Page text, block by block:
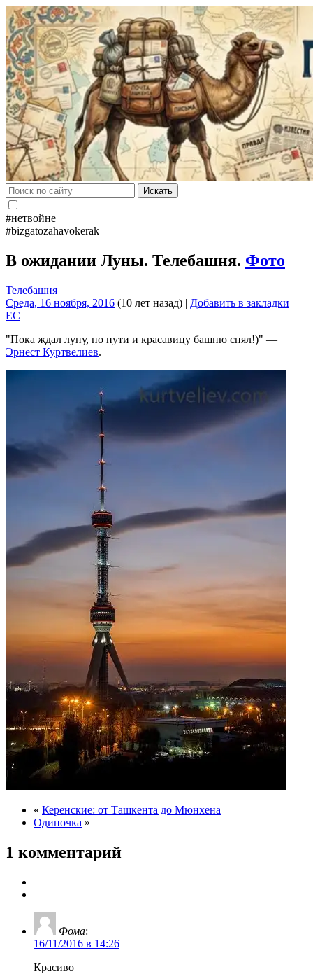
Искать
#нетвойне
#bizgatozahavokerak
В ожидании Луны. Телебашня. Фото
Телебашня
Среда, 16 ноября, 2016 (10 лет назад) | Добавить в закладки |
EC
Пока ждал луну, по пути и красавицу башню снял!)
—
Эрнест Куртвелиев.
« Керенские: от Ташкента до Мюнхена
Одиночка »
1 комментарий
Фома:
16/11/2016 в 14:26
Красиво